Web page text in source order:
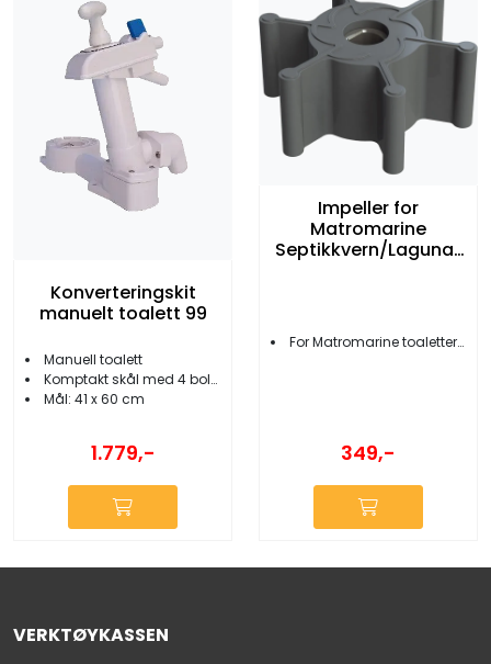
Konverteringskit
manuelt toalett 99
Manuell toalett
Komptakt skål med 4 boltfester
Mål: 41 x 60 cm
1.779,-
Impeller for
Matromarine
Septikkvern/Laguna/
For Matromarine toaletter og kvern
349,-
VERKTØYKASSEN